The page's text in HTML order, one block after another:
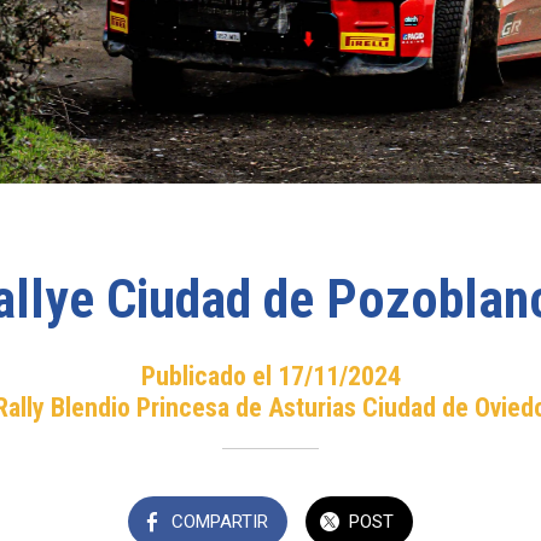
Ciudad de
Publicado el 17/11/2024
Blendio Princesa de Asturias Ciudad de
COMPARTIR POST